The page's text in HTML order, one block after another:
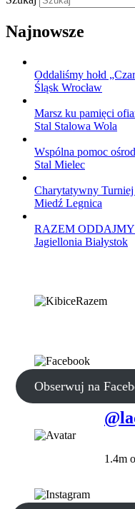
Najnowsze
Oddaliśmy hołd
Śląsk Wrocław
Marsz ku pamięci
Stal Stalowa Wola
Wspólna pomoc
Stal Mielec
Charytatywny
Miedź Legnica
RAZEM
Jagiellonia Białystok
Obserwuj na
1.4m